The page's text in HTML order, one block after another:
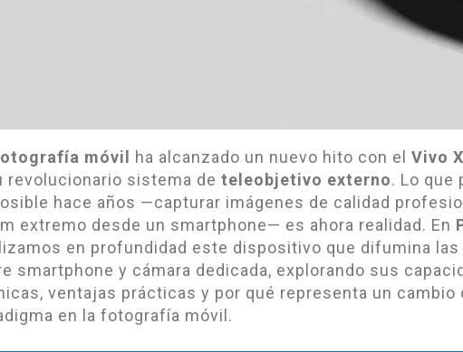
móvil ha alcanzado un nuevo hito con el Vivo
revolucionario sistema de teleobjetivo externo. Lo que
hace años —capturar imágenes de calidad
extremo desde un smartphone— es ahora realidad. En
en profundidad este dispositivo que difumina
smartphone y cámara dedicada, explorando sus
ventajas prácticas y por qué representa un cambio
en la fotografía móvil.